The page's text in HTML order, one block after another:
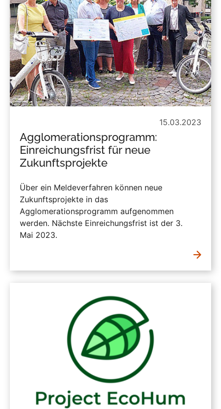
15.03.2023
Agglomerationsprogramm:
Einreichungsfrist für neue
Zukunftsprojekte
Über ein Meldeverfahren können neue
Zukunftsprojekte in das
Agglomerationsprogramm aufgenommen
werden. Nächste Einreichungsfrist ist der 3.
Mai 2023.